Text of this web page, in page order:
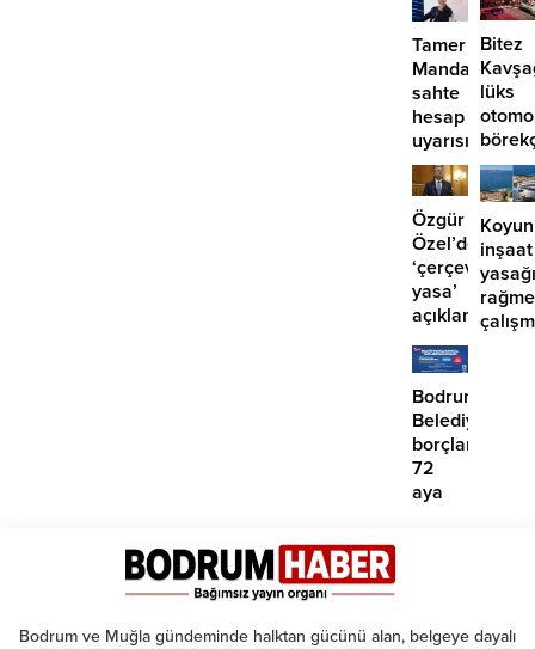
Tamer
sahte
hesap
uyarısı
Bitez
lüks
girdi:
2
Özgür
Özel’den
‘çerçeve
yasa’
açıklaması:
‘İmza
atma
çabamız
yok’
inşaat
Bodrum
borçlara
72
aya
Bodrum ve Muğla gündeminde halktan gücünü alan, belgeye dayalı